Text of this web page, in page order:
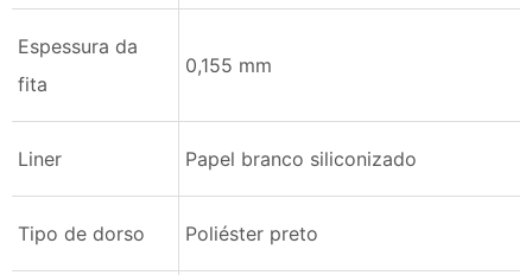
Espessura da
fita
0,155 mm
Liner Papel branco siliconizado
Tipo de dorso Poliéster preto